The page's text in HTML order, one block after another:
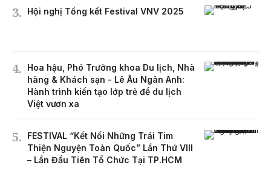
Hội nghị Tổng kết Festival VNV 2025
Hoa hậu, Phó Trưởng khoa Du lịch, Nhà
hàng & Khách sạn - Lê Âu Ngân Anh:
Hành trình kiến tạo lớp trẻ để du lịch
Việt vươn xa
FESTIVAL “Kết Nối Những Trái Tim
Thiện Nguyện Toàn Quốc” Lần Thứ VIII
– Lần Đầu Tiên Tổ Chức Tại TP.HCM